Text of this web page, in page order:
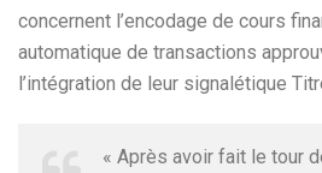
concernent l’encodage de cours
automatique de transactions
l’intégration de leur signalétique
« Après avoir fait le tour